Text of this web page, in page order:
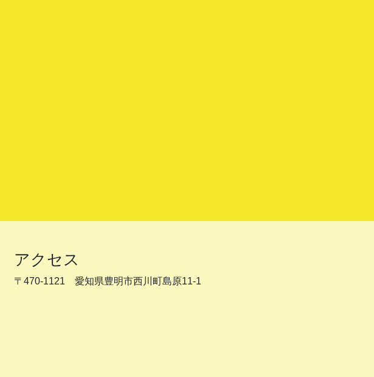
アクセス
〒470-1121 愛知県豊明市西川町島原11-1